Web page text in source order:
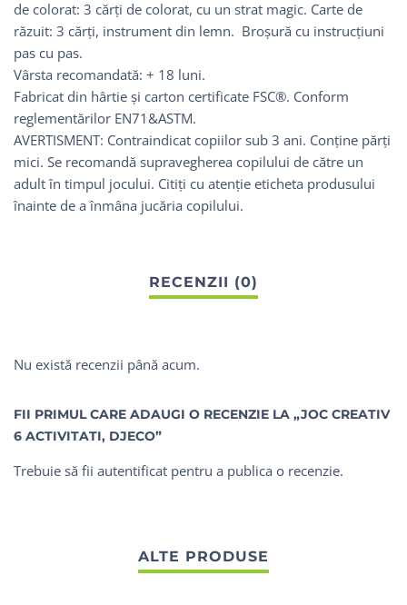
de colorat: 3 cărți de colorat, cu un strat magic. Carte de
răzuit: 3 cărți, instrument din lemn. Broșură cu instrucțiuni
pas cu pas.
Vârsta recomandată: + 18 luni.
Fabricat din hârtie și carton certificate FSC®. Conform
reglementărilor EN71&ASTM.
AVERTISMENT: Contraindicat copiilor sub 3 ani. Conține părți
mici. Se recomandă supravegherea copilului de către un
adult în timpul jocului. Citiți cu atenție eticheta produsului
înainte de a înmâna jucăria copilului.
Nu există recenzii până acum.
FII PRIMUL CARE ADAUGI O RECENZIE LA „JOC CREATIV
6 ACTIVITATI, DJECO”
Trebuie să fii autentificat pentru a publica o recenzie.
ALTE PRODUSE